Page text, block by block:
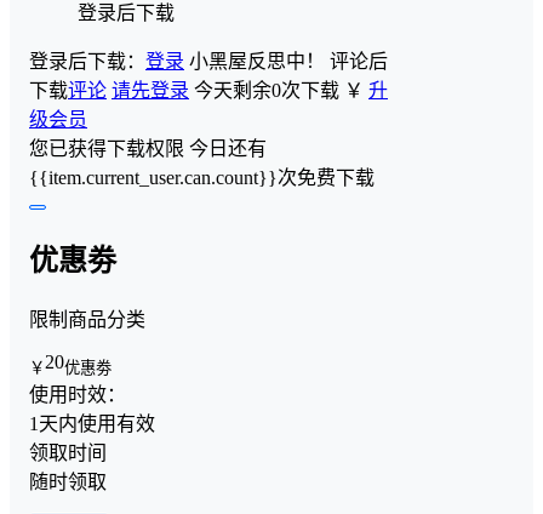
登录后下载
登录后下载： 登录 小黑屋反思中！ 评论后
下载评论 请先登录 今天剩余0次下载 ￥ 升
级会员
您已获得下载权限 今日还有
{{item.current_user.can.count}}次免费下载
优惠劵
限制商品分类
￥ 20优惠劵
使用时效：
1天内使用有效
领取时间
随时领取